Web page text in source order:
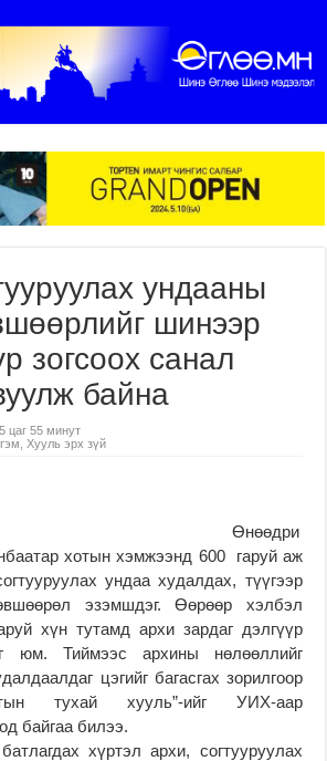
ундааны
шинээр
зогсоох санал
байна
цаг 55 минут
,Хууль эрх зүй
Өнөөдри
хотын хэмжээнд 600 гаруй аж
ундаа худалдах, түүгээр
эзэмшдэг. Өөрөөр хэлбэл
хүн тутамд архи зардаг дэлгүүр
Тиймээс архины нөлөөллийг
цэгийг багасгах зорилгоор
тухай хууль”-ийг УИХ-аар
байгаа билээ.
хүртэл архи, согтууруулах